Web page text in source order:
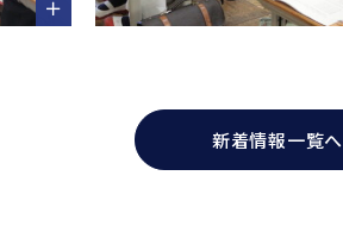
新着情報一覧へ